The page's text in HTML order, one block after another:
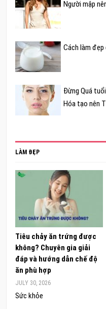
Người mập
Cách làm
Đừng Quá
Hóa tạo nên
LÀM ĐẸP
Tiêu chảy ăn trứng được
không? Chuyên gia giải
đáp và hướng dẫn chế độ
ăn phù hợp
JULY 30, 2026
Sức khỏe